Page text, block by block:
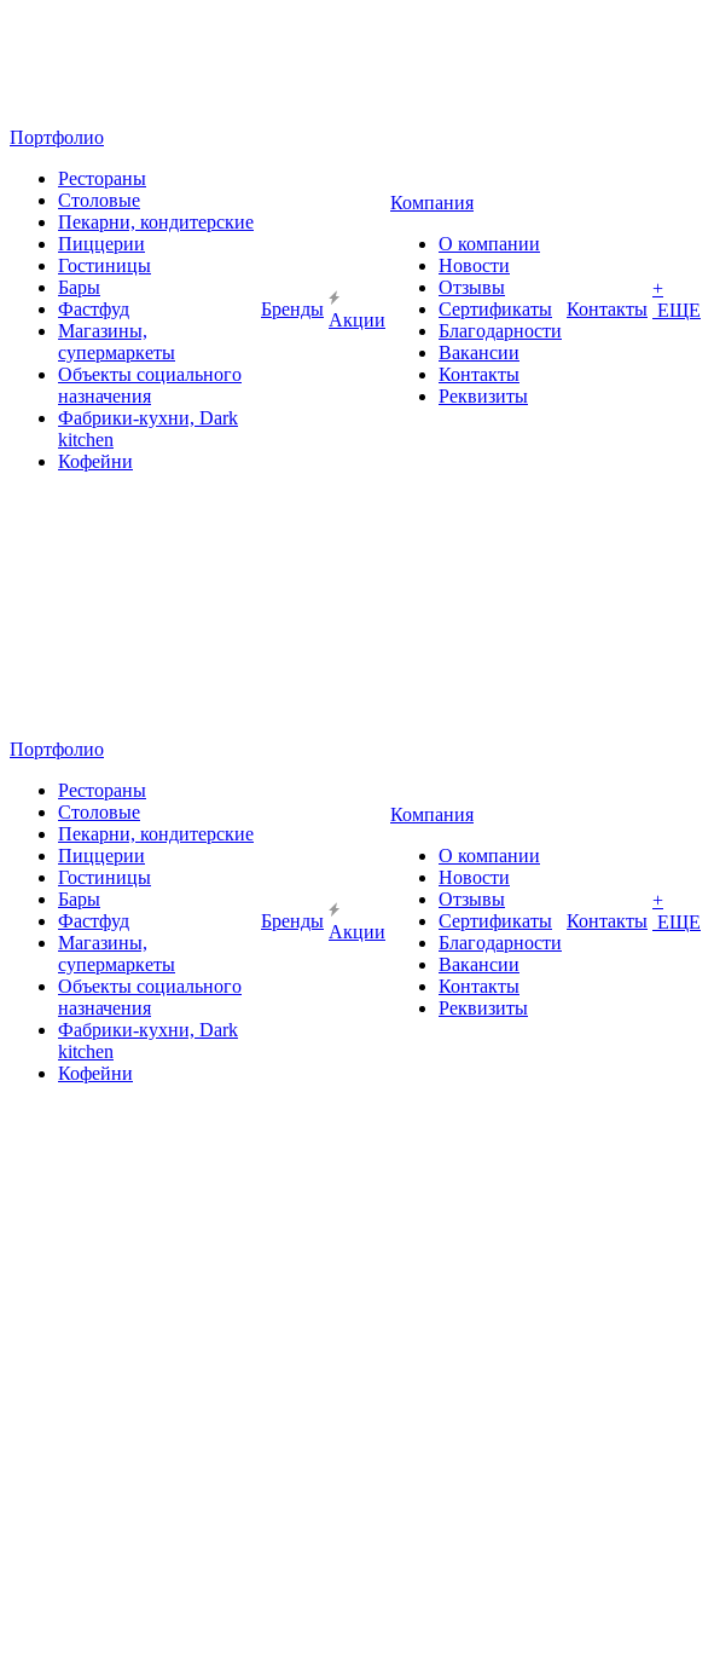
Портфолио
Рестораны
Столовые
Пекарни, кондитерские
Пиццерии
Гостиницы
Бары
Фастфуд
Магазины,
супермаркеты
Объекты социального
назначения
Фабрики-кухни, Dark
kitchen
Кофейни
Бренды
Акции
Компания
О компании
Новости
Отзывы
Сертификаты
Благодарности
Вакансии
Контакты
Реквизиты
Контакты
+
ЕЩЕ
Портфолио
Рестораны
Столовые
Пекарни, кондитерские
Пиццерии
Гостиницы
Бары
Фастфуд
Магазины,
супермаркеты
Объекты социального
назначения
Фабрики-кухни, Dark
kitchen
Кофейни
Бренды
Акции
Компания
О компании
Новости
Отзывы
Сертификаты
Благодарности
Вакансии
Контакты
Реквизиты
Контакты
+
ЕЩЕ